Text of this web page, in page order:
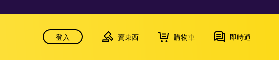
登入 賣東西 購物車 即時通